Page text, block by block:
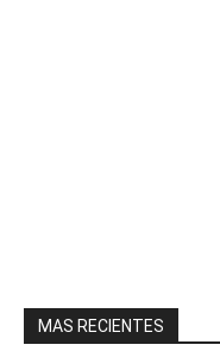
MAS RECIENTES